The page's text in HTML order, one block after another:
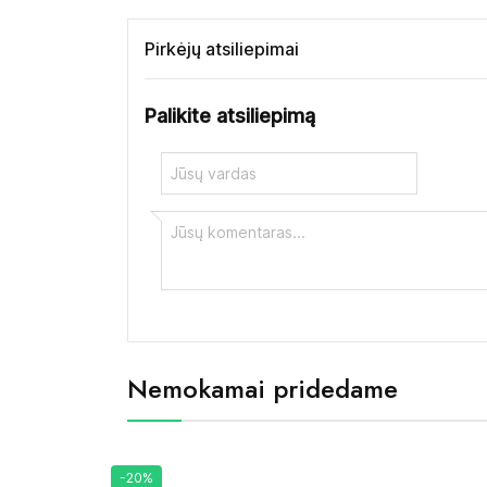
Pirkėjų atsiliepimai
Palikite atsiliepimą
Nemokamai pridedame
-20%